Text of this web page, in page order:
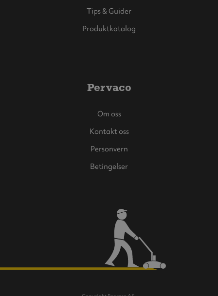
Tips & Guider
Produktkatalog
Pervaco
Om oss
Kontakt oss
Personvern
Betingelser